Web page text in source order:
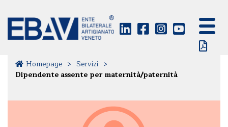
Homepage > Servizi >
Dipendente assente per maternità/paternità